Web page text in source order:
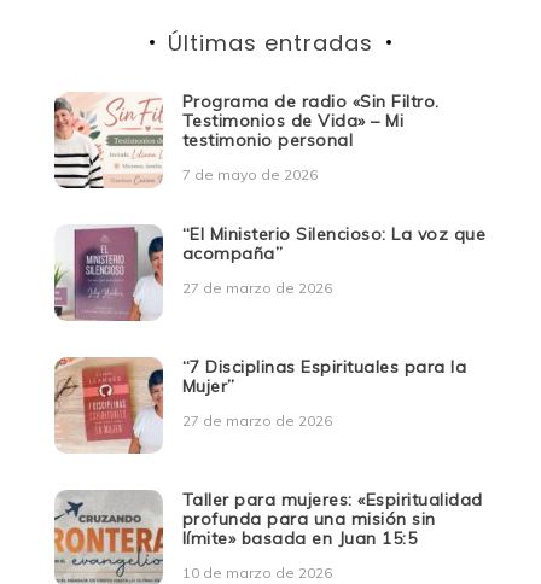
Últimas entradas
Programa de radio «Sin Filtro.
Testimonios de Vida» – Mi
testimonio personal
7 de mayo de 2026
“El Ministerio Silencioso: La voz que
acompaña”
27 de marzo de 2026
“7 Disciplinas Espirituales para la
Mujer”
27 de marzo de 2026
Taller para mujeres: «Espiritualidad
profunda para una misión sin
límite» basada en Juan 15:5
10 de marzo de 2026